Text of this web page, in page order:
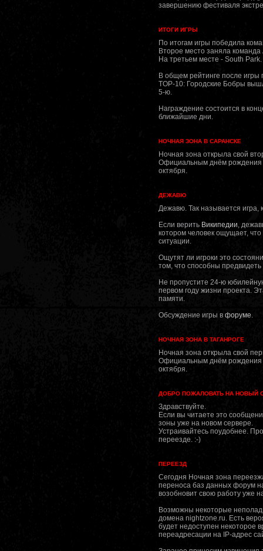
завершению фестиваля
ИТОГИ ИГРЫ
По итогам игры победила
Второе место заняла команда
На третьем месте - South Park.
В общем рейтинге после
TOP-10: Городские Бобры
5-ю.
Награждение состоится в
ближайшие дни.
НОЧНАЯ ЗОНА В САРАНСКЕ
Ночная зона открыла свой
Официальным днём рождения
октября.
ДЕЖАВЮ
Дежавю. Так называется игра,
Если верить Википедии,
котором человек ощущает,
ситуации.
Ощутят ли игроки это
том, что способны
Не пропустите 24-ю
первом году жизни проекта.
памяти.
Обсуждение игры в форуме.
НОЧНАЯ ЗОНА В ТАГАНРОГЕ
Ночная зона открыла свой
Официальным днём рождения
октября.
ДОБРО ПОЖАЛОВАТЬ НА НОВЫЙ
Здравствуйте.
Если вы читаете это
зоны уже на новом сервере.
Устраивайтесь поудобнее.
переезде. :-)
ПЕРЕЕЗД
Сегодня Ночная зона
переноса баз данных форум
возобновит свою работу уже
Возможны некоторые
домена nightzone.ru. Есть
будет недоступен некоторое
переадресации на IP-адрес